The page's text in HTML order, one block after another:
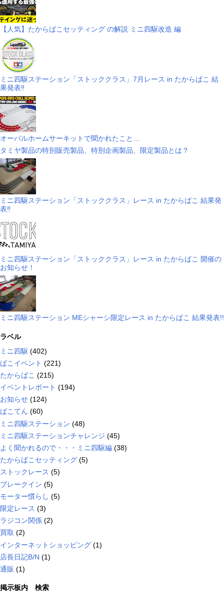
【人気】たからばこセッティング の解説 ミニ四駆改造 編
ミニ四駆ステーション「ストッククラス」7月レース in たからばこ 結
果発表‼
オーバルホームサーキットで聞かれたこと…
タミヤ製品の特別販売製品、特別企画製品、限定製品とは？
ミニ四駆ステーション「ストッククラス」レース in たからばこ 結果発
表‼
ミニ四駆ステーション「ストッククラス」レース in たからばこ 開催の
お知らせ！
ミニ四駆ステーション MEシャーシ限定レース in たからばこ 結果発表!!
ラベル
ミニ四駆 (402)
ばこイベント (221)
たからばこ (215)
イベントレポート (194)
お知らせ (124)
ばこてん (60)
ミニ四駆ステーション (48)
ミニ四駆ステーションチャレンジ (45)
よく聞かれるので・・・ミニ四駆編 (38)
たからばこセッティング (5)
ストックレース (5)
ブレークイン (5)
モーター慣らし (5)
限定レース (3)
ラジコン関係 (2)
買取 (2)
インターネットショッピング (1)
店長日記B/N (1)
通販 (1)
掲示板内 検索